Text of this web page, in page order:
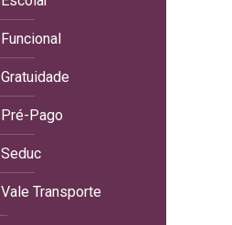
Funcional
Gratuidade
Pré-Pago
Seduc
Vale Transporte